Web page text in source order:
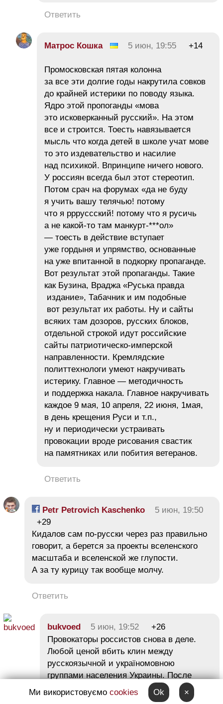
Ответить
Матрос Кошка 5 июн, 19:55 +14
Промосковская пятая колонна
за все эти долгие годы накрутила совков
до крайней истерики по поводу языка.
Ядро этой пропоганды «мова
это исковерканный русский». На этом
все и строится. Тоесть навязывается
мысль что когда детей в школе учат мове
то это издевательство и насилие
над психикой. Впринципе ничего нового.
У россиян всегда был этот стереотип.
Потом срач на форумах «да не буду
я учить вашу телячью! потому
что я ррруссский! потому что я русичь
а не какой-то там манкурт-***ол»
— тоесть в действие вступает
уже гордыня и упрямство, основанные
на уже впитанной в подкорку пропаганде.
Вот результат этой пропаганды. Такие
как Бузина, Враджа «Руська правда
издание», Табачник и им подобные
вот результат их работы. Ну и сайты
всяких там дозоров, русских блоков,
отдельной строкой идут российские
сайты патриотическо-имперской
направленности. Кремлядские
политтехнологи умеют накручивать
истерику. Главное — методичность
и поддержка накала. Главное накручивать
каждое 9 мая, 10 апреля, 22 июня, 1мая,
в день крещения Руси и т.п.,
ну и периодически устраивать
провокации вроде рисования свастик
на памятниках или побития ветеранов.
Ответить
Petr Petrovich Kaschenko
5 июн, 19:50
+29
Кидалов сам по-русски через раз правильно
говорит, а берется за проекты вселенского
масштаба и вселенской же глупости.
А за ту курицу так вообще молчу.
Ответить
bukvoed 5 июн, 19:52
+26
Провокаторы россистов снова в деле.
Любой ценой вбить клин между
русскоязычной и україномовною
группами населения Украины. После
оккупации Крыма вопрос о языке
не стоит вообще. На первом плане
Ми використовуємо cookies Ok ×